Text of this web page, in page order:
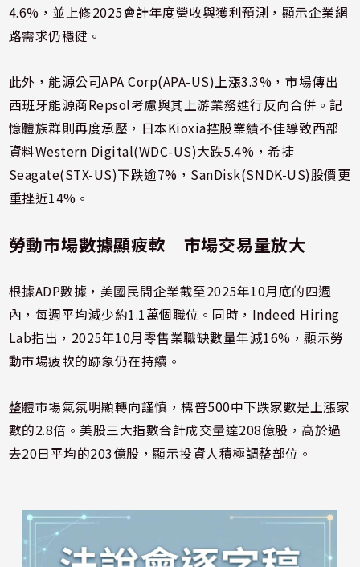
4.6%，並上修2025會計年度營收與獲利預測，顯示企業網
路需求仍穩健。
此外，能源公司APA Corp(APA-US)上漲3.3%，市場傳出
西班牙能源商Repsol考慮與其上游業務進行反向合併。記
憶體族群則再度承壓，日本Kioxia控股業績不佳導致西部
資料Western Digital(WDC-US)大跌5.4%，希捷
Seagate(STX-US)下跌逾7%，SanDisk(SNDK-US)股價更
重挫近14%。
勞動市場數據顯疲軟 市場交易量放大
根據ADP數據，美國民間企業截至2025年10月底的四週
內，每週平均減少約1.1萬個職位。同時，Indeed Hiring
Lab指出，2025年10月零售業職缺數量年減16%，顯示勞
動市場疲軟的跡象仍在持續。
整體市場氣氛明顯轉向謹慎，標普500中下跌家數是上漲家
數的2.8倍。美股三大指數合計成交量達208億股，高於過
去20日平均的203億股，顯示投資人積極調整部位。